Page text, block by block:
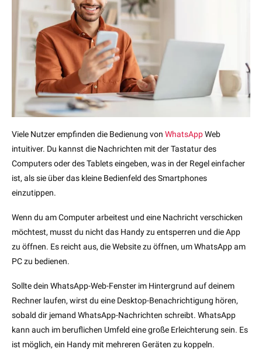
Viele Nutzer empfinden die Bedienung von WhatsAppWeb
intuitiver. Du kannst die Nachrichten mit der Tastatur des
Computers oder des Tablets eingeben, was in der Regel einfacher
ist, als sie über das kleine Bedienfeld des Smartphones
einzutippen.
Wenn du am Computer arbeitest und eine Nachricht verschicken
möchtest, musst du nicht das Handy zu entsperren und die App
zu öffnen. Es reicht aus, die Website zu öffnen, um WhatsApp am
PC zu bedienen.
Sollte dein WhatsApp-Web-Fenster im Hintergrund auf deinem
Rechner laufen, wirst du eine Desktop-Benachrichtigung hören,
sobald dir jemand WhatsApp-Nachrichten schreibt. WhatsApp
kann auch im beruflichen Umfeld eine große Erleichterung sein. Es
ist möglich, ein Handy mit mehreren Geräten zu koppeln.